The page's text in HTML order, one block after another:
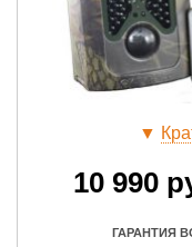
▼
10 990
ГАРАНТИЯ